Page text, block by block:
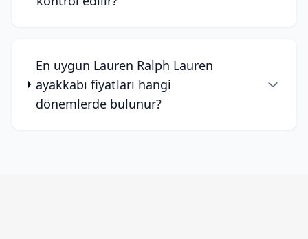
En uygun Lauren Ralph Lauren
ayakkabı fiyatları hangi
dönemlerde bulunur?